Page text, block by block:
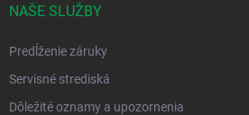
NAŠE SLUŽBY
Predĺženie záruky
Servisné strediská
Dôležité oznamy a upozornenia